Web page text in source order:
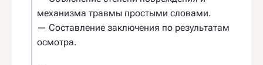
механизма травмы простыми словами.
— Составление заключения по результатам
осмотра.